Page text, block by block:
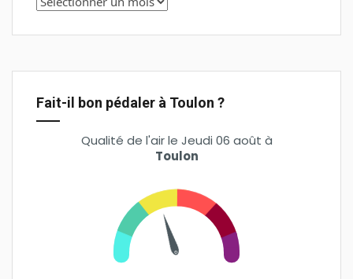
Fait-il bon pédaler à Toulon ?